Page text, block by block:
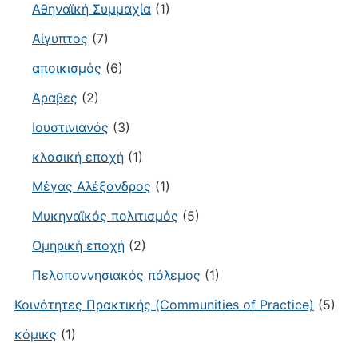
Αθηναϊκή Συμμαχία(1)
Αίγυπτος (7)
αποικισμός (6)
Άραβες (2)
Ιουστινιανός (3)
κλασική εποχή(1)
Μέγας Αλέξανδρος (1)
Μυκηναϊκός πολιτισμός (5)
Ομηρική εποχή(2)
Πελοποννησιακός πόλεμος (1)
Κοινότητες Πρακτικής (Communities of Practice) (5)
κόμικς (1)